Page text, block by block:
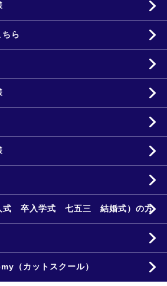
ら
式 卒入学式 七五三 結婚式）の方
カットスクール）